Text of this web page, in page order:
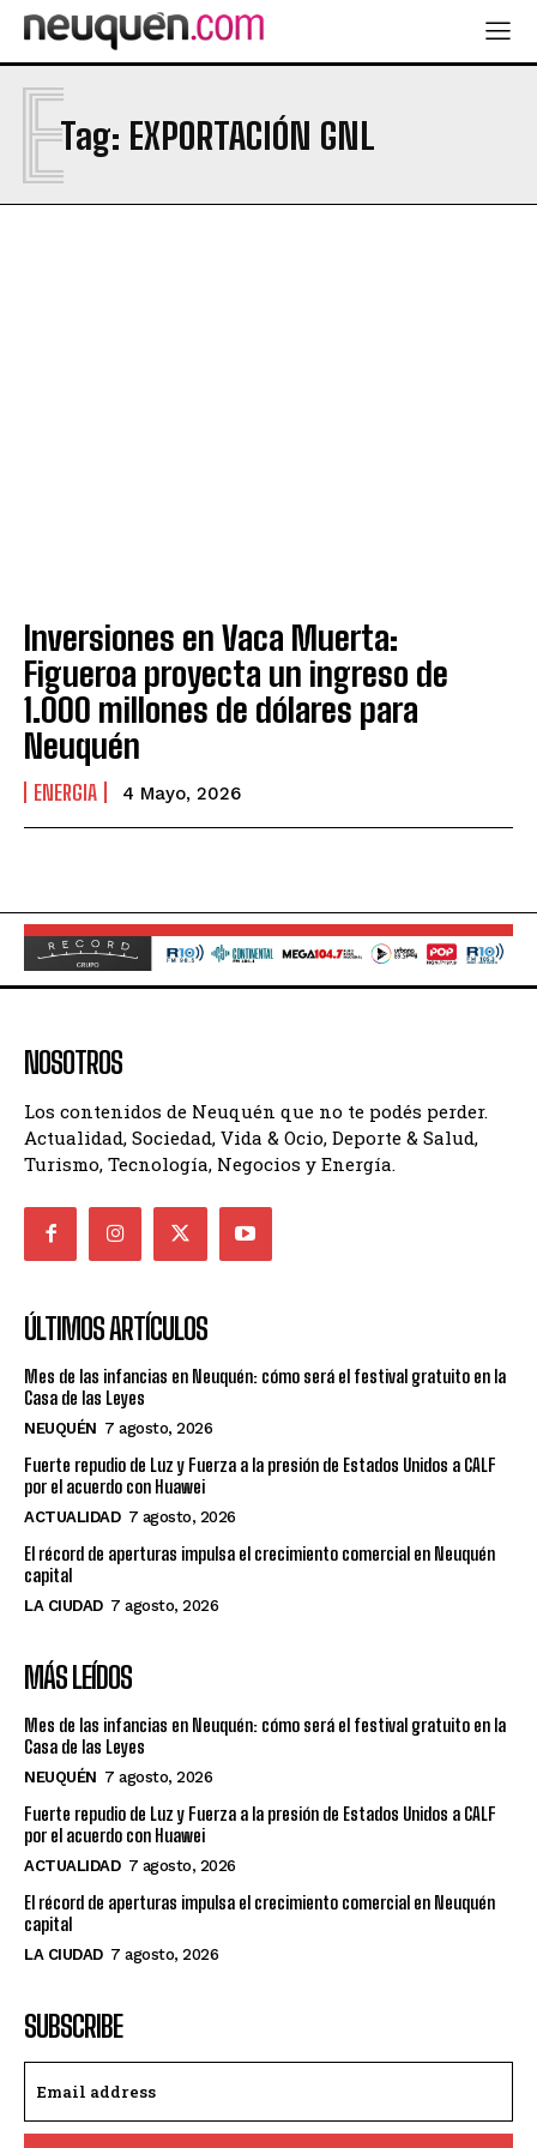
Tag: EXPORTACIÓN GNL
E
Inversiones en Vaca Muerta:
Figueroa proyecta un ingreso de
1.000 millones de dólares para
Neuquén
ENERGIA 4 Mayo, 2026
NOSOTROS
Los contenidos de Neuquén que no te podés perder.
Actualidad, Sociedad, Vida & Ocio, Deporte & Salud,
Turismo, Tecnología, Negocios y Energía.
ÚLTIMOS ARTÍCULOS
Mes de las infancias en Neuquén: cómo será el festival gratuito en la
Casa de las Leyes
NEUQUÉN 7 agosto, 2026
Fuerte repudio de Luz y Fuerza a la presión de Estados Unidos a CALF
por el acuerdo con Huawei
ACTUALIDAD 7 agosto, 2026
El récord de aperturas impulsa el crecimiento comercial en Neuquén
capital
LA CIUDAD 7 agosto, 2026
MÁS LEÍDOS
Mes de las infancias en Neuquén: cómo será el festival gratuito en la
Casa de las Leyes
NEUQUÉN 7 agosto, 2026
Fuerte repudio de Luz y Fuerza a la presión de Estados Unidos a CALF
por el acuerdo con Huawei
ACTUALIDAD 7 agosto, 2026
El récord de aperturas impulsa el crecimiento comercial en Neuquén
capital
LA CIUDAD 7 agosto, 2026
SUBSCRIBE